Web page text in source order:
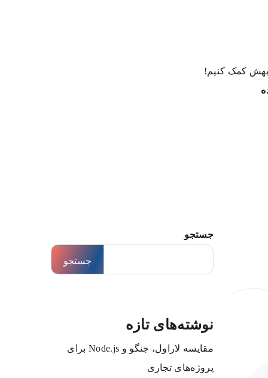
بهش کمک کنیم!
جستجو
جستجو
نوشته‌های تازه
مقایسه لاراول، جنگو و Node.js برای
پروژه‌های تجاری